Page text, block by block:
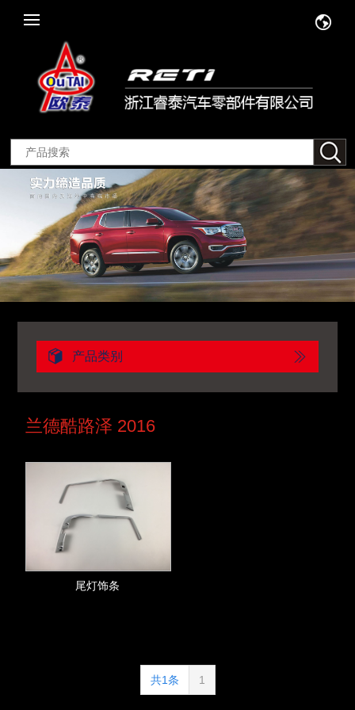
产品类别
兰德酷路泽 2016
尾灯饰条
共1条 1